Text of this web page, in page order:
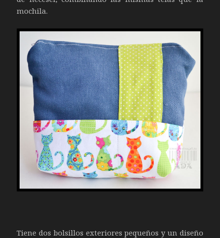
mochila.
Tiene dos bolsillos exteriores pequeños y un diseño